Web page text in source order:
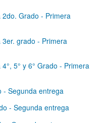
Grado - Primera
grado - Primera
5° y 6° Grado - Primera
- Segunda entrega
- Segunda entrega